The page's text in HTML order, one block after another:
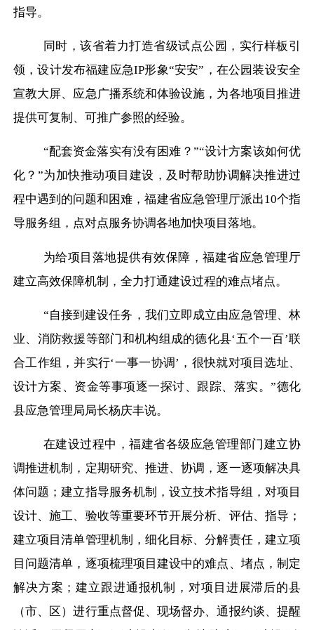
指导。
同时，该省着力打造省级试点公园，实行样板引
领，设计发布福建应急IP形象“安安”，在公园装设安全
宣教大屏、应急广播系统和体验设施，为各地项目推进
提供可复制、可推广参照的经验。
“配套资金落实有没有困难？”“设计方案该如何优
化？”为加快推动项目建设，及时帮助协调解决推进过
程中遇到的问题和困难，福建省应急管理厅派出10个指
导服务组，点对点服务协调各地加快项目落地。
为给项目落地提供有效保障，福建省应急管理厅
建立高效保障机制，全力打通建设过程的难点堵点。
“自接到建设任务，我们立即成立由应急管理、林
业、消防救援等部门和机构组成的德化县‘五个一百’联
合工作组，并实行‘一事一协调’，很快就对项目选址、
设计方案、资金等事项逐一探讨、跟踪、落实。”德化
县应急管理局局长杨庆丰说。
在建设过程中，福建省各级应急管理部门建立协
调推进机制，定期研究、推进、协调，逐一逐项解决具
体问题；建立指导服务机制，设立技术指导组，对项目
设计、施工、验收等重要环节开展分析、评估、指导；
建立项目清单管理机制，细化目标、分解责任，建立项
目问题清单，逐项梳理项目建设中的难点、堵点，制定
解决方案；建立跟进通报机制，对项目进展滞后的县
（市、区）进行重点督促、现场督办、通报约谈、提醒